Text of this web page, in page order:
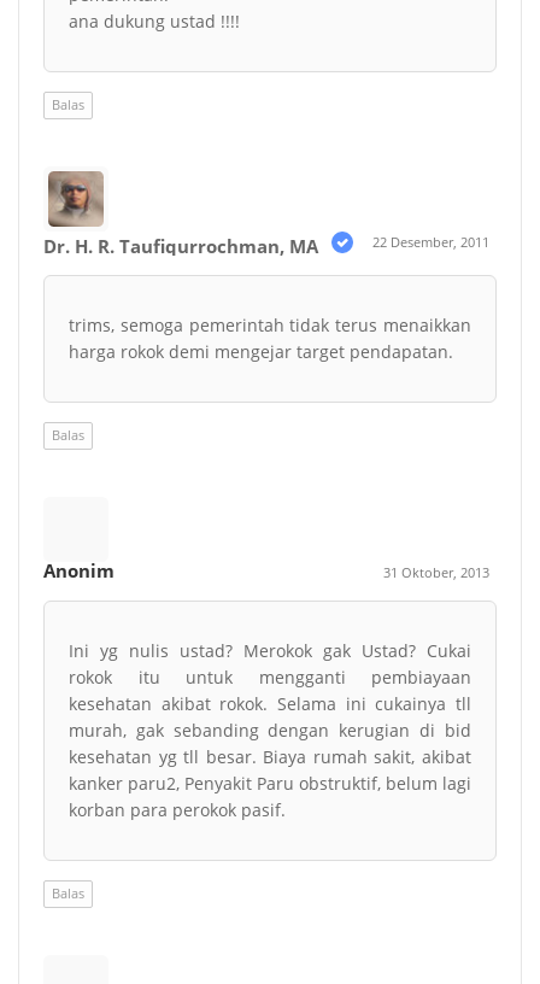
ana dukung ustad !!!!
Balas
Dr. H. R. Taufiqurrochman, MA 22 Desember, 2011
trims, semoga pemerintah tidak terus menaikkan
harga rokok demi mengejar target pendapatan.
Balas
Anonim 31 Oktober, 2013
Ini yg nulis ustad? Merokok gak Ustad? Cukai
rokok itu untuk mengganti pembiayaan
kesehatan akibat rokok. Selama ini cukainya tll
murah, gak sebanding dengan kerugian di bid
kesehatan yg tll besar. Biaya rumah sakit, akibat
kanker paru2, Penyakit Paru obstruktif, belum lagi
korban para perokok pasif.
Balas